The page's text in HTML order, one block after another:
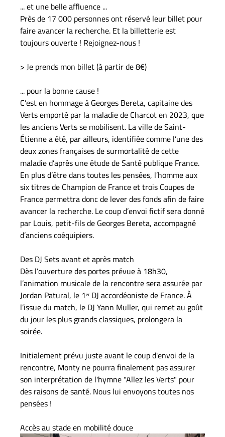
... et une belle affluence ...
Près de 17 000 personnes ont réservé leur billet pour
faire avancer la recherche. Et la billetterie est
toujours ouverte ! Rejoignez-nous !
> Je prends mon billet (à partir de 8€)
... pour la bonne cause !
C’est en hommage à Georges Bereta, capitaine des
Verts emporté par la maladie de Charcot en 2023, que
les anciens Verts se mobilisent. La ville de Saint-
Étienne a été, par ailleurs, identifiée comme l’une des
deux zones françaises de surmortalité de cette
maladie d’après une étude de Santé publique France.
En plus d’être dans toutes les pensées, l’homme aux
six titres de Champion de France et trois Coupes de
France permettra donc de lever des fonds afin de faire
avancer la recherche. Le coup d’envoi fictif sera donné
par Louis, petit-fils de Georges Bereta, accompagné
d’anciens coéquipiers.
Des DJ Sets avant et après match
Dès l’ouverture des portes prévue à 18h30,
l’animation musicale de la rencontre sera assurée par
Jordan Patural, le 1ᵉʳ DJ accordéoniste de France. À
l’issue du match, le DJ Yann Muller, qui remet au goût
du jour les plus grands classiques, prolongera la
soirée.
Initialement prévu juste avant le coup d'envoi de la
rencontre, Monty ne pourra finalement pas assurer
son interprétation de l'hymne "Allez les Verts" pour
des raisons de santé. Nous lui envoyons toutes nos
pensées !
Accès au stade en mobilité douce